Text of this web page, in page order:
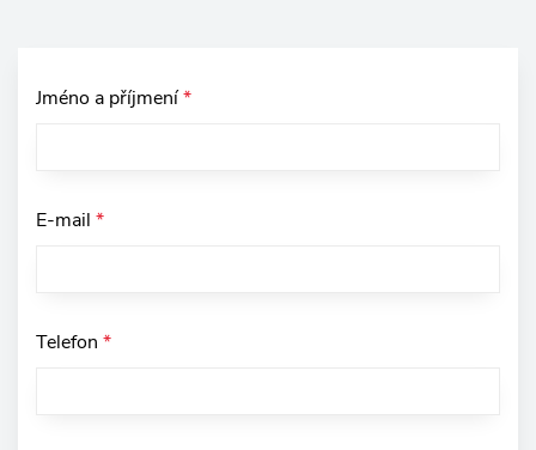
Jméno a příjmení*
E-mail *
Telefon *